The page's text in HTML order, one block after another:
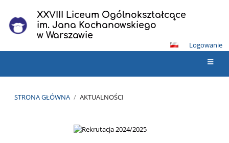
XXVIII Liceum Ogólnokształcące
im. Jana Kochanowskiego
w Warszawie
Logowanie
STRONA GŁÓWNA / AKTUALNOŚCI